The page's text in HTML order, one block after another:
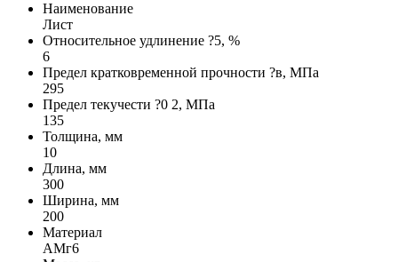
Наименование
Лист
Относительное удлинение ?5, %
6
Предел кратковременной прочности ?в, МПа
295
Предел текучести ?0 2, МПа
135
Толщина, мм
10
Длина, мм
300
Ширина, мм
200
Материал
АМг6